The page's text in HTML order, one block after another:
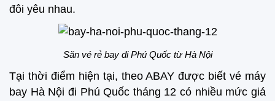
đôi yêu nhau.
Săn vé rẻ bay đi Phú Quốc từ Hà Nội
Tại thời điểm hiện tại, theo ABAY được biết vé máy
bay Hà Nội đi Phú Quốc tháng 12 có nhiều mức giá